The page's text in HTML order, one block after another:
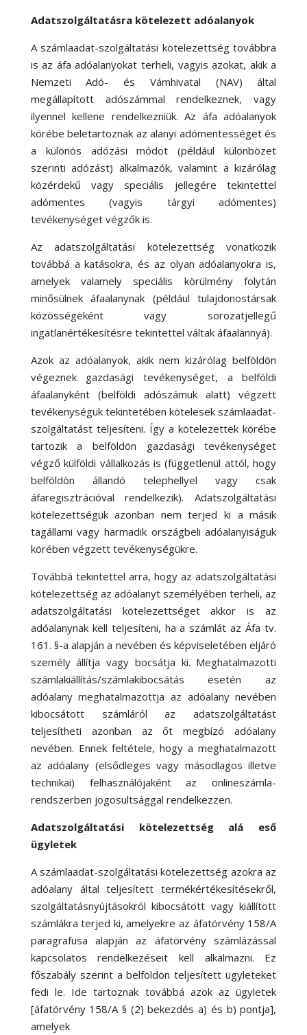
Adatszolgáltatásra kötelezett adóalanyok
A számlaadat-szolgáltatási kötelezettség továbbra
is az áfa adóalanyokat terheli, vagyis azokat, akik a
Nemzeti Adó- és Vámhivatal (NAV) által
megállapított adószámmal rendelkeznek, vagy
ilyennel kellene rendelkezniük. Az áfa adóalanyok
körébe beletartoznak az alanyi adómentességet és
a különös adózási módot (például különbözet
szerinti adózást) alkalmazók, valamint a kizárólag
közérdekű vagy speciális jellegére tekintettel
adómentes (vagyis tárgyi adómentes)
tevékenységet végzők is.
Az adatszolgáltatási kötelezettség vonatkozik
továbbá a katásokra, és az olyan adóalanyokra is,
amelyek valamely speciális körülmény folytán
minősülnek áfaalanynak (például tulajdonostársak
közösségeként vagy sorozatjellegű
ingatlanértékesítésre tekintettel váltak áfaalannyá).
Azok az adóalanyok, akik nem kizárólag belföldön
végeznek gazdasági tevékenységet, a belföldi
áfaalanyként (belföldi adószámuk alatt) végzett
tevékenységük tekintetében kötelesek számlaadat-
szolgáltatást teljesíteni. Így a kötelezettek körébe
tartozik a belföldön gazdasági tevékenységet
végző külföldi vállalkozás is (függetlenül attól, hogy
belföldön állandó telephellyel vagy csak
áfaregisztrációval rendelkezik). Adatszolgáltatási
kötelezettségük azonban nem terjed ki a másik
tagállami vagy harmadik országbeli adóalanyiságuk
körében végzett tevékenységükre.
Továbbá tekintettel arra, hogy az adatszolgáltatási
kötelezettség az adóalanyt személyében terheli, az
adatszolgáltatási kötelezettséget akkor is az
adóalanynak kell teljesíteni, ha a számlát az Áfa tv.
161. §-a alapján a nevében és képviseletében eljáró
személy állítja vagy bocsátja ki. Meghatalmazotti
számlakiállítás/számlakibocsátás esetén az
adóalany meghatalmazottja az adóalany nevében
kibocsátott számláról az adatszolgáltatást
teljesítheti azonban az őt megbízó adóalany
nevében. Ennek feltétele, hogy a meghatalmazott
az adóalany (elsődleges vagy másodlagos illetve
technikai) felhasználójaként az onlineszámla-
rendszerben jogosultsággal rendelkezzen.
Adatszolgáltatási kötelezettség alá eső
ügyletek
A számlaadat-szolgáltatási kötelezettség azokra az
adóalany által teljesített termékértékesítésekről,
szolgáltatásnyújtásokról kibocsátott vagy kiállított
számlákra terjed ki, amelyekre az áfatörvény 158/A
paragrafusa alapján az áfatörvény számlázással
kapcsolatos rendelkezéseit kell alkalmazni. Ez
főszabály szerint a belföldön teljesített ügyleteket
fedi le. Ide tartoznak továbbá azok az ügyletek
[áfatörvény 158/A § (2) bekezdés a) és b) pontja],
amelyek